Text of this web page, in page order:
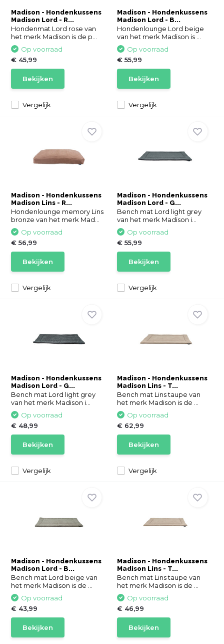
Madison - Hondenkussens
Madison Lord - R...
Hondenmat Lord rose van
het merk Madison is de p...
Vergelijk
Op voorraad
€ 45,99
Bekijken
Madison - Hondenkussens
Madison Lord - B...
Hondenlounge Lord beige
van het merk Madison is ...
Vergelijk
Op voorraad
€ 55,99
Bekijken
Madison - Hondenkussens
Madison Lins - R...
Hondenlounge memory Lins
bronze van het merk Mad...
Vergelijk
Op voorraad
€ 56,99
Bekijken
Madison - Hondenkussens
Madison Lord - G...
Bench mat Lord light grey
van het merk Madison i...
Vergelijk
Op voorraad
€ 55,99
Bekijken
Madison - Hondenkussens
Madison Lord - G...
Bench mat Lord light grey
van het merk Madison i...
Vergelijk
Op voorraad
€ 48,99
Bekijken
Madison - Hondenkussens
Madison Lins - T...
Bench mat Lins taupe van
het merk Madison is de ...
Vergelijk
Op voorraad
€ 62,99
Bekijken
Madison - Hondenkussens
Madison Lord - B...
Bench mat Lord beige van
het merk Madison is de ...
Op voorraad
€ 43,99
Bekijken
Madison - Hondenkussens
Madison Lins - T...
Bench mat Lins taupe van
het merk Madison is de ...
Op voorraad
€ 46,99
Bekijken